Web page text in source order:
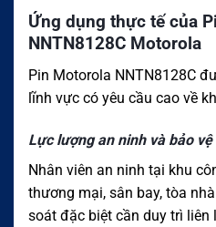
Ứng dụng thực tế của
NNTN8128C Motorola
Pin Motorola NNTN8128C
lĩnh vực có yêu cầu cao về
Lực lượng an ninh và bảo vệ
Nhân viên an ninh tại khu
thương mại, sân bay, tòa
soát đặc biệt cần duy trì liên